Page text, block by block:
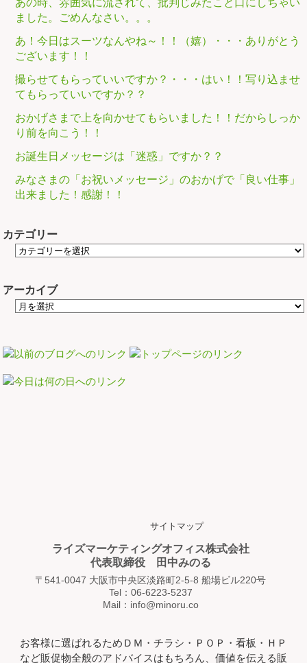
ました。ごめんなさい。。。
あ！今日はスーツなんやね～！！（嬉）・・・ありがとう
ございます！！
撮らせてもらっていいですか？・・・はい！！写り込ませ
てもらっていいですか？？
おかげさまで上を向かせてもらいました！！だからしっか
り前を向こう！！
お誕生日メッセージは「迷惑」ですか？？
みなさまの「お祝いメッセージ」のおかげで「良い仕事」
出来ました！感謝！！
カテゴリー
アーカイブ
サイトマップ
ライズマーケティングオフィス株式会社
代表取締役 田中みのる
〒541-0047 大阪市中央区淡路町2-5-8 船場ビル220号
Tel：06-6223-5237
Mail：info@minoru.co
お客様に選ばれるためＤＭ・チラシ・ＰＯＰ・看板・ＨＰ
など販促物全般のアドバイスはもちろん、価値を伝える販